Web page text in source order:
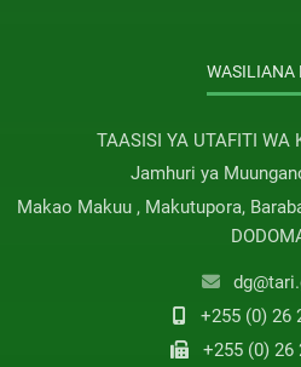
WASILIANA
TAASISI YA UTAFITI WA
Jamhuri ya
Makao Makuu , Makutupora,
+255 (0) 26
+255 (0) 26